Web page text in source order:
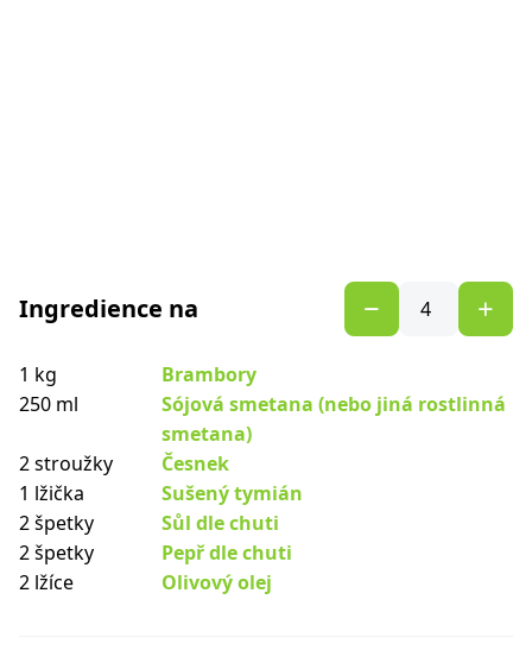
Ingredience na
1 kg
Brambory
250 ml
Sójová smetana (nebo jiná rostlinná
smetana)
2 stroužky
Česnek
1 lžička
Sušený tymián
2 špetky
Sůl dle chuti
2 špetky
Pepř dle chuti
2 lžíce
Olivový olej